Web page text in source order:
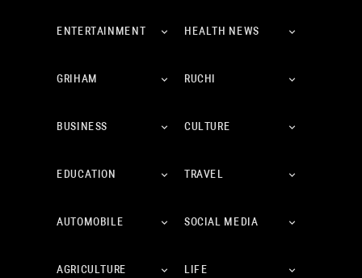
ENTERTAINMENT HEALTH NEWS
GRIHAM RUCHI
BUSINESS CULTURE
EDUCATION TRAVEL
AUTOMOBILE SOCIAL MEDIA
AGRICULTURE LIFE